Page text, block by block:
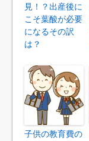
見！？出産後に
こそ葉酸が必要
になるその訳
は？
子供の教育費の